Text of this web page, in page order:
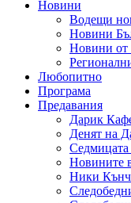
Новини
Водещи
Новини
Новини от
Любопитно
Програма
Предавания
Дарик
Денят на
Новините
Ники